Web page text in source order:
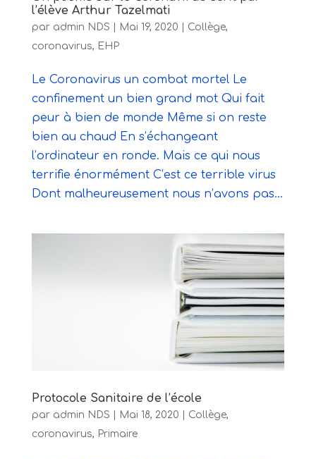
l’élève Arthur Tazelmati
par admin NDS Mai 19, 2020 Collège,
coronavirus, EHP
Le Coronavirus un combat mortel Le
confinement un bien grand mot Qui fait
peur à bien de monde Même si on reste
bien au chaud En s’échangeant
l’ordinateur en ronde. Mais ce qui nous
terrifie énormément C’est ce terrible virus
Dont malheureusement nous n’avons pas...
Protocole Sanitaire de l’école
par admin NDS Mai 18, 2020 Collège,
coronavirus, Primaire